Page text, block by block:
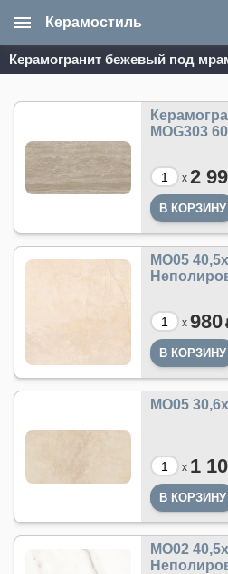
Керамостиль
Керамогранит бежевый под
MOG303
x 2
MO05
x 980
MO05
x 1
MO02